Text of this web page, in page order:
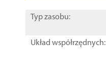
Typ zasobu:
Układ współrzędnych: